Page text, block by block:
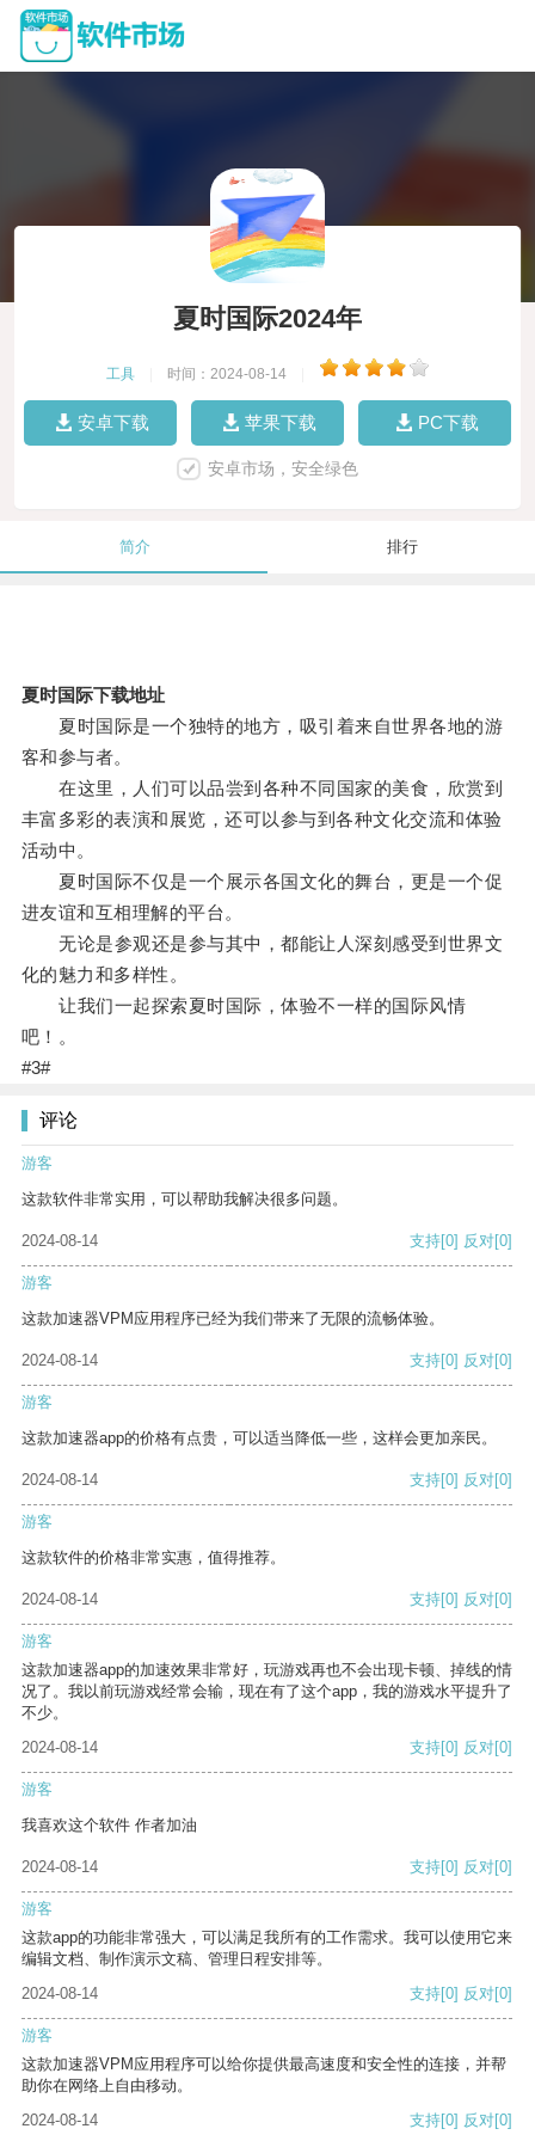
夏时国际2024年
工具 时间：2024-08-14
安卓下载 苹果下载 PC下载
安卓市场，安全绿色
简介 排行
夏时国际下载地址
夏时国际是一个独特的地方，吸引着来自世界各地的游
客和参与者。
在这里，人们可以品尝到各种不同国家的美食，欣赏到
丰富多彩的表演和展览，还可以参与到各种文化交流和体验
活动中。
夏时国际不仅是一个展示各国文化的舞台，更是一个促
进友谊和互相理解的平台。
无论是参观还是参与其中，都能让人深刻感受到世界文
化的魅力和多样性。
让我们一起探索夏时国际，体验不一样的国际风情
吧！。
#3#
评论
游客
这款软件非常实用，可以帮助我解决很多问题。
2024-08-14 支持[0] 反对[0]
游客
这款加速器VPM应用程序已经为我们带来了无限的流畅体验。
2024-08-14 支持[0] 反对[0]
游客
这款加速器app的价格有点贵，可以适当降低一些，这样会更加亲民。
2024-08-14 支持[0] 反对[0]
游客
这款软件的价格非常实惠，值得推荐。
2024-08-14 支持[0] 反对[0]
游客
这款加速器app的加速效果非常好，玩游戏再也不会出现卡顿、掉线的情
况了。我以前玩游戏经常会输，现在有了这个app，我的游戏水平提升了
不少。
2024-08-14
支持[0] 反对[0]
游客
我喜欢这个软件 作者加油
2024-08-14 支持[0] 反对[0]
游客
这款app的功能非常强大，可以满足我所有的工作需求。我可以使用它来
编辑文档、制作演示文稿、管理日程安排等。
2024-08-14
支持[0] 反对[0]
游客
这款加速器VPM应用程序可以给你提供最高速度和安全性的连接，并帮
助你在网络上自由移动。
2024-08-14
支持[0] 反对[0]